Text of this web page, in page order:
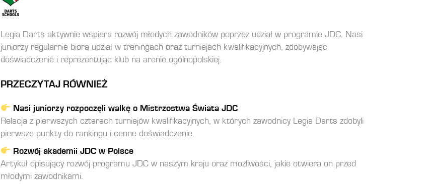
Legia Darts aktywnie wspiera rozwój młodych zawodników poprzez udział w programie JDC. Nasi
juniorzy regularnie biorą udział w treningach oraz turniejach kwalifikacyjnych, zdobywając
doświadczenie i reprezentując klub na arenie ogólnopolskiej.
PRZECZYTAJ RÓWNIEŻ
Nasi juniorzy rozpoczęli walkę o Mistrzostwa Świata JDC
Relacja z pierwszych czterech turniejów kwalifikacyjnych, w których zawodnicy Legia Darts zdobyli
pierwsze punkty do rankingu i cenne doświadczenie.
Rozwój akademii JDC w Polsce
Artykuł opisujący rozwój programu JDC w naszym kraju oraz możliwości, jakie otwiera on przed
młodymi zawodnikami.